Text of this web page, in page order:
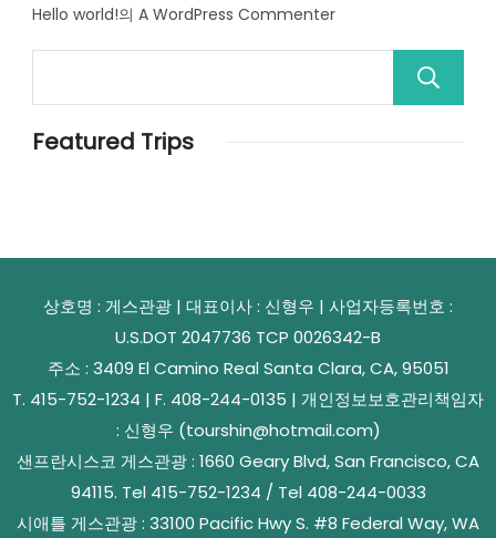
Hello world!의 A WordPress Commenter
Featured Trips
상호명 : 게스관광 | 대표이사 : 신형우 | 사업자등록번호 :
U.S.DOT 2047736 TCP 0026342-B
주소 : 3409 El Camino Real Santa Clara, CA, 95051
T. 415-752-1234 | F. 408-244-0135 | 개인정보보호관리책임자
: 신형우 (tourshin@hotmail.com)
샌프란시스코 게스관광 : 1660 Geary Blvd, San Francisco, CA
94115. Tel 415-752-1234 / Tel 408-244-0033
시애틀 게스관광 : 33100 Pacific Hwy S. #8 Federal Way, WA